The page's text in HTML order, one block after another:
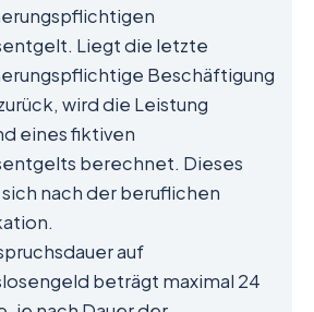
Liegt die letzte
Beschäftigung
wird die Leistung
eines fiktiven
berechnet. Dieses
nach der beruflichen
auf
beträgt maximal 24